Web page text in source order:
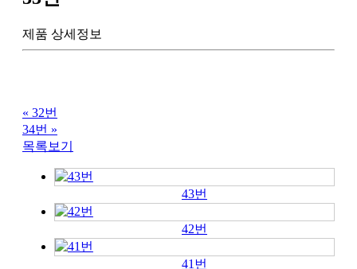
제품 상세정보
« 32번
34번 »
목록보기
43번
42번
41번